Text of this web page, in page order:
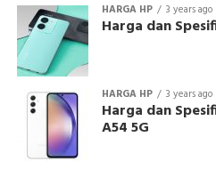
HARGA HP 3 years ago
Harga dan
HARGA HP 3 years ago
Harga dan
A54 5G